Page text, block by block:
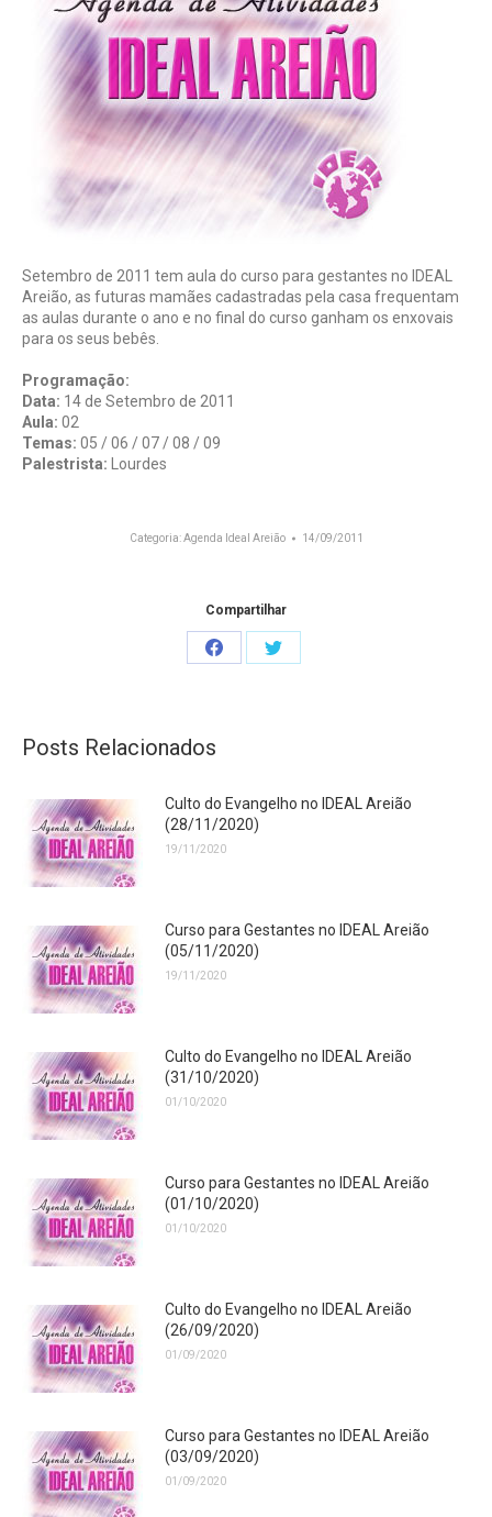
Setembro de 2011 tem aula do curso para gestantes no IDEAL
Areião, as futuras mamães cadastradas pela casa frequentam
as aulas durante o ano e no final do curso ganham os enxovais
para os seus bebês.
Programação:
Data: 14 de Setembro de 2011
Aula: 02
Temas: 05 / 06 / 07 / 08 / 09
Palestrista: Lourdes
Categoria:Agenda Ideal Areião 14/09/2011
Compartilhar
Share
Share
Posts Relacionados
Culto do Evangelho no IDEAL Areião
(28/11/2020)
19/11/2020
Curso para Gestantes no IDEAL Areião
(05/11/2020)
19/11/2020
Culto do Evangelho no IDEAL Areião
(31/10/2020)
01/10/2020
Curso para Gestantes no IDEAL Areião
(01/10/2020)
01/10/2020
Culto do Evangelho no IDEAL Areião
(26/09/2020)
01/09/2020
Curso para Gestantes no IDEAL Areião
(03/09/2020)
01/09/2020